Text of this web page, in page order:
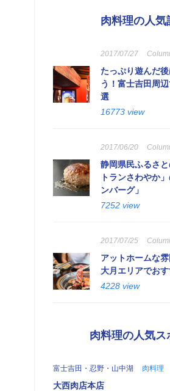
肉料理の人気
2017/07/27
たっぷり遊んだ
う！富士吉田周
選
16773 view
2017/06/20
静岡県民ふるさ
トランさわやか
ンバーグ」
7252 view
2017/07/25
アットホームな
大月エリアでお
4228 view
肉料理の人気ス
富士吉田・忍野・山中湖 肉料理
大西肉店本店